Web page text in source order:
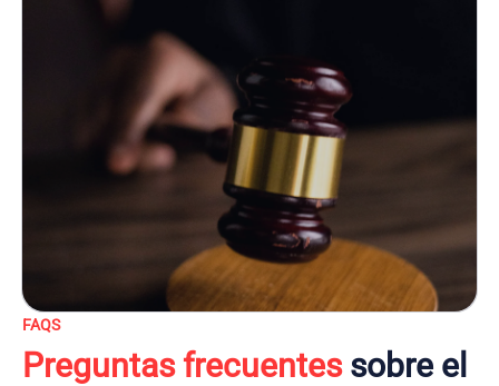
FAQS
Preguntas frecuentessobre el